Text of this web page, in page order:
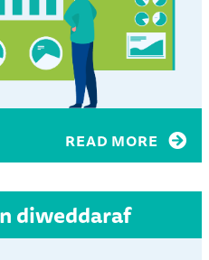
READ MORE
diweddaraf